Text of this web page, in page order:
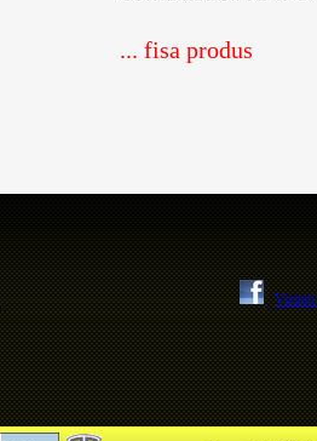
... fisa produs